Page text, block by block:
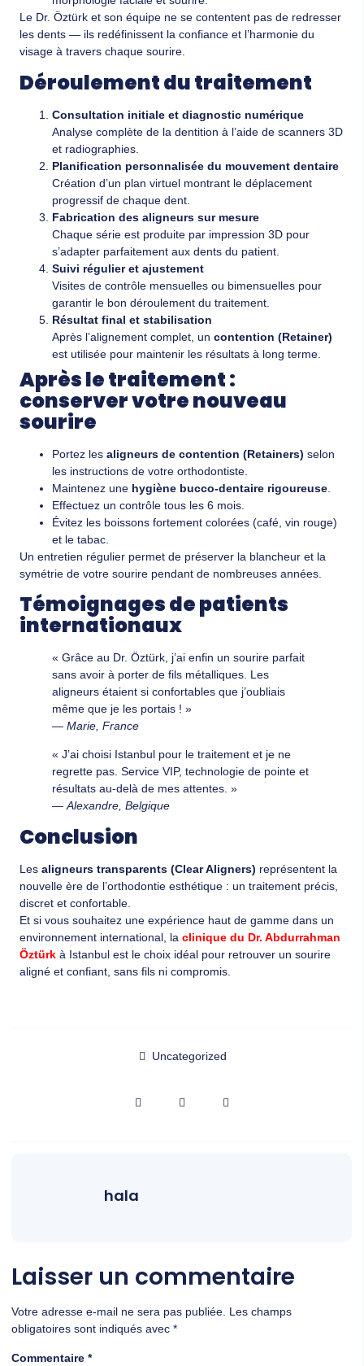
Le Dr. Öztürk et son équipe ne se contentent pas de redresser
les dents — ils redéfinissent la confiance et l’harmonie du
visage à travers chaque sourire.
Déroulement du traitement
Consultation initiale et diagnostic numérique
Analyse complète de la dentition à l’aide de scanners 3D
et radiographies.
Planification personnalisée du mouvement dentaire
Création d’un plan virtuel montrant le déplacement
progressif de chaque dent.
Fabrication des aligneurs sur mesure
Chaque série est produite par impression 3D pour
s’adapter parfaitement aux dents du patient.
Suivi régulier et ajustement
Visites de contrôle mensuelles ou bimensuelles pour
garantir le bon déroulement du traitement.
Résultat final et stabilisation
Après l’alignement complet, un contention (Retainer)
est utilisée pour maintenir les résultats à long terme.
Après le traitement :
conserver votre nouveau
sourire
Portez les aligneurs de contention (Retainers) selon
les instructions de votre orthodontiste.
Maintenez une hygiène bucco-dentaire rigoureuse
Effectuez un contrôle tous les 6 mois.
Évitez les boissons fortement colorées (café, vin rouge)
et le tabac.
Un entretien régulier permet de préserver la blancheur et la
symétrie de votre sourire pendant de nombreuses années.
Témoignages de patients
internationaux
« Grâce au Dr. Öztürk, j’ai enfin un sourire parfait
sans avoir à porter de fils métalliques. Les
aligneurs étaient si confortables que j’oubliais
même que je les portais ! »
— Marie, France
« J’ai choisi Istanbul pour le traitement et je ne
regrette pas. Service VIP, technologie de pointe et
résultats au-delà de mes attentes. »
—Alexandre, Belgique
Conclusion
Les aligneurs transparents (Clear Aligners) représentent la
nouvelle ère de l’orthodontie esthétique : un traitement précis,
discret et confortable.
Et si vous souhaitez une expérience haut de gamme dans un
environnement international, la clinique du Dr. Abdurrahman
Öztürk à Istanbul est le choix idéal pour retrouver un sourire
aligné et confiant, sans fils ni compromis.
Uncategorized
hala
Laisser un commentaire
Votre adresse e-mail ne sera pas publiée. Les champs
obligatoires sont indiqués avec *
Commentaire *